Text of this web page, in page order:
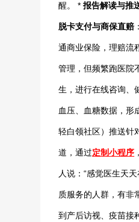
醒。 *报告解读与推
脱卡支付与商保直赔
通商业保险，理赔流
管理，但频繁跑医院
生，进行在线咨询、
血压、血糖数据，形
轻白领社区）推送针
道，通过定制小程序
人说：“感觉医生天
质服务的人群，有非
到产后访视、疫苗接